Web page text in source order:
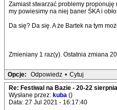
Zamiast stwarzać problemy
my powiesimy na niej baner ŚKA i
Da się? Da się. A że Bartek na tym
Zmieniany 1 raz(y). Ostatnia zmiana
Opcje: Odpowiedz • Cytuj
Re: Festiwal na Bazie - 20-22 sierpnia
Wysłane przez: kuba ()
Data: 27 Jul 2021 - 16:17:40